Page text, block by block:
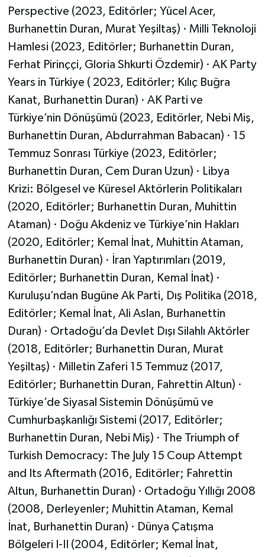
Perspective (2023, Editörler; Yücel Acer,
Burhanettin Duran, Murat Yeşiltaş) · Milli Teknoloji
Hamlesi (2023, Editörler; Burhanettin Duran,
Ferhat Pirinççi, Gloria Shkurti Özdemir) · AK Party
Years in Türkiye ( 2023, Editörler; Kılıç Buğra
Kanat, Burhanettin Duran) · AK Parti ve
Türkiye’nin Dönüşümü (2023, Editörler, Nebi Miş,
Burhanettin Duran, Abdurrahman Babacan) · 15
Temmuz Sonrası Türkiye (2023, Editörler;
Burhanettin Duran, Cem Duran Uzun) · Libya
Krizi: Bölgesel ve Küresel Aktörlerin Politikaları
(2020, Editörler; Burhanettin Duran, Muhittin
Ataman) · Doğu Akdeniz ve Türkiye’nin Hakları
(2020, Editörler; Kemal İnat, Muhittin Ataman,
Burhanettin Duran) · İran Yaptırımları (2019,
Editörler; Burhanettin Duran, Kemal İnat) ·
Kuruluşu’ndan Bugüne Ak Parti, Dış Politika (2018,
Editörler; Kemal İnat, Ali Aslan, Burhanettin
Duran) · Ortadoğu’da Devlet Dışı Silahlı Aktörler
(2018, Editörler; Burhanettin Duran, Murat
Yeşiltaş) · Milletin Zaferi 15 Temmuz (2017,
Editörler; Burhanettin Duran, Fahrettin Altun) ·
Türkiye’de Siyasal Sistemin Dönüşümü ve
Cumhurbaşkanlığı Sistemi (2017, Editörler;
Burhanettin Duran, Nebi Miş) · The Triumph of
Turkish Democracy: The July 15 Coup Attempt
and Its Aftermath (2016, Editörler; Fahrettin
Altun, Burhanettin Duran) · Ortadoğu Yıllığı 2008
(2008, Derleyenler; Muhittin Ataman, Kemal
İnat, Burhanettin Duran) · Dünya Çatışma
Bölgeleri I-II (2004, Editörler; Kemal İnat,